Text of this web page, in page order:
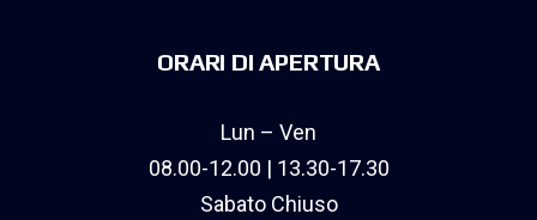
ORARI DI APERTURA
Lun – Ven
08.00-12.00 | 13.30-17.30
Sabato Chiuso